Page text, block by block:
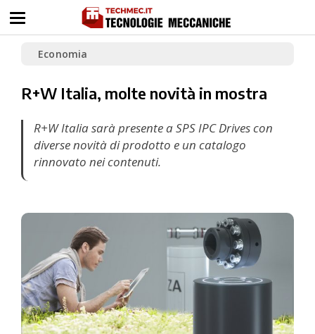
Economia
R+W Italia, molte novità in mostra
R+W Italia sarà presente a SPS IPC Drives con
diverse novità di prodotto e un catalogo
rinnovato nei contenuti.